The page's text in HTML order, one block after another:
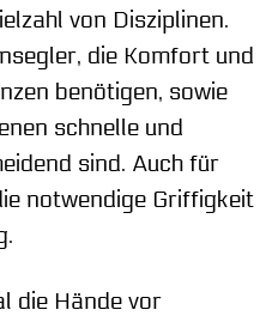
von Disziplinen.
die Komfort und
benötigen, sowie
schnelle und
sind. Auch für
notwendige Griffigkeit
die Hände vor